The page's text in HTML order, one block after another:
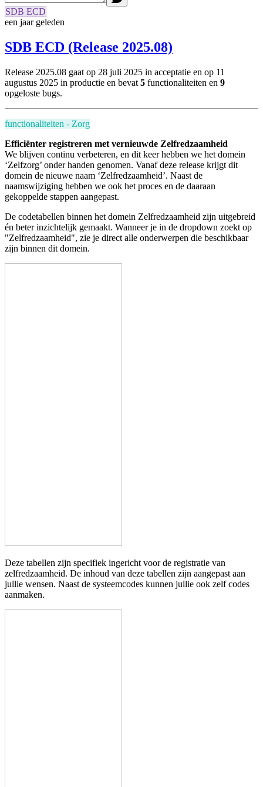
SDB ECD
een jaar geleden
SDB ECD (Release 2025.08)
Release 2025.08 gaat op 28 juli 2025 in acceptatie en op 11
augustus 2025 in productie en bevat 5 functionaliteiten en 9
opgeloste bugs.
functionaliteiten - Zorg
Efficiënter registreren met vernieuwde Zelfredzaamheid
We blijven continu verbeteren, en dit keer hebben we het domein
‘Zelfzorg’ onder handen genomen. Vanaf deze release krijgt dit
domein de nieuwe naam ‘Zelfredzaamheid’. Naast de
naamswijziging hebben we ook het proces en de daaraan
gekoppelde stappen aangepast.
De codetabellen binnen het domein Zelfredzaamheid zijn uitgebreid
én beter inzichtelijk gemaakt. Wanneer je in de dropdown zoekt op
"Zelfredzaamheid", zie je direct alle onderwerpen die beschikbaar
zijn binnen dit domein.
Deze tabellen zijn specifiek ingericht voor de registratie van
zelfredzaamheid. De inhoud van deze tabellen zijn aangepast aan
jullie wensen. Naast de systeemcodes kunnen jullie ook zelf codes
aanmaken.